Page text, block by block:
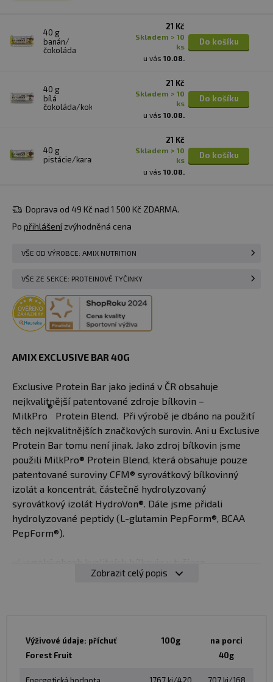
40 g
banán/
čokoláda
21 Kč
skladem > 10
ks
u vás 10.08.
Do košíku
40 g
bílá
čokoláda/kokos
21 Kč
skladem > 10
ks
u vás 10.08.
Do košíku
40 g
pistácie/karamel
21 Kč
skladem > 10
ks
u vás 10.08.
Do košíku
Doprava od 49 Kč nad 1 500 Kč ZDARMA.
Po přihlášenízvýhodněná cena
VŠE OD VÝROBCE: AMIX NUTRITION
VŠE ZE SEKCE: PROTEINOVÉ TYČINKY
AMIX EXCLUSIVE BAR 40G
Exclusive Protein Bar jako jediná v ČR obsahuje
nejkvalitnější patentované zdroje bílkovin –
MilkPro
®
Protein Blend. Při výrobě je dbáno na použití
těch nejkvalitnějších značkových surovin. Ani u Exclusive
Protein Bar tomu není jinak. Jako zdroj bílkovin jsme
použili MilkPro® Protein Blend, která obsahuje pouze
patentované suroviny CFM® syrovátkový bílkovinný
izolát a koncentrát, částečně hydrolyzovaný
syrovátkový izolát HydroVon®. Dále jsme přidali
hydrolyzované peptidy (L-glutamin PepForm®, BCAA
PepForm®).
✅ vynikající příchutě
✅ BCAA zabranují katabolismu svalové hmoty
tyčinky denně.
Zobrazit celý popis
Výživové údaje: příchuť
Forest Fruit
100g
na porci
40g